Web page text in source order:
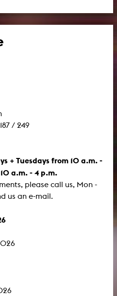
/ 249
+ Tuesdays from 10 a.m. -
a.m. - 4 p.m.
please call us, Mon -
us an e-mail.